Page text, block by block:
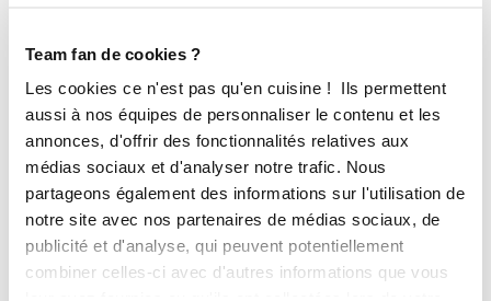
Team fan de cookies ?
Les cookies ce n'est pas qu'en cuisine ! Ils permettent
aussi à nos équipes de personnaliser le contenu et les
annonces, d'offrir des fonctionnalités relatives aux
médias sociaux et d'analyser notre trafic. Nous
partageons également des informations sur l'utilisation de
notre site avec nos partenaires de médias sociaux, de
publicité et d'analyse, qui peuvent potentiellement
combiner celles-ci avec d'autres informations que vous